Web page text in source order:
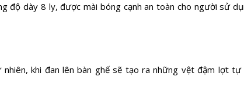
dày 8 ly, được mài bóng cạnh an toàn cho người sử
khi đan lên bàn ghế sẽ tạo ra những vệt đậm lợt